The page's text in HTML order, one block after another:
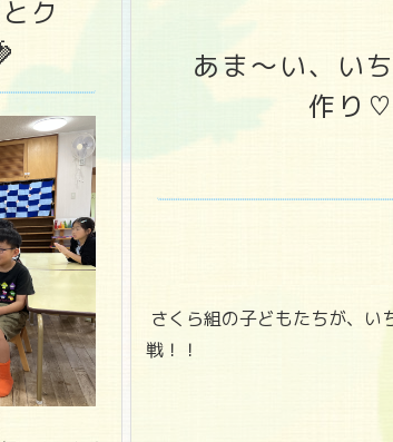
ク
あま～い、い
作り♡
さくら組の子どもたちが、い
戦！！